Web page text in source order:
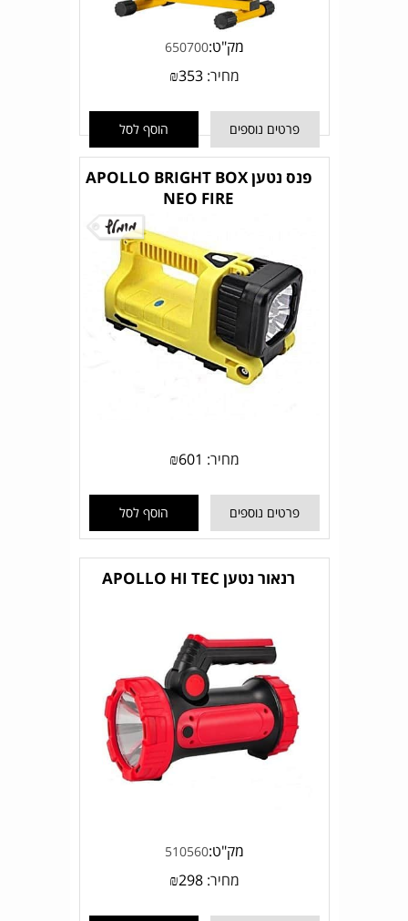
מק"ט:650700
מחיר: ₪353
פרטים נוספים הוסף לסל
פנס נטען APOLLO BRIGHT BOX
NEO FIRE
מחיר: ₪601
פרטים נוספים הוסף לסל
רנאור נטען APOLLO HI TEC
מק"ט:510560
מחיר: ₪298